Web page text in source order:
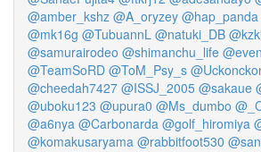
@amber_kshz @A_oryzey @hap_panda
@mk16g @TubuannL @natuki_DB
@samurairodeo @shimanchu_life
@TeamSoRD @ToM_Psy_s
@cheedah7427 @ISSJ_2005 @sakaue
@uboku123 @upura0 @Ms_dumbo
@a6nya @Carbonarda @golf_hiromiya
@komakusaryama @rabbitfoot530